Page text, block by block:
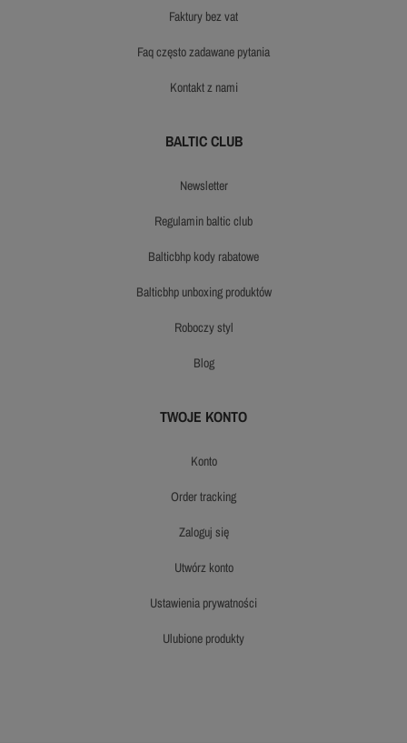
faktury bez vat
faq często zadawane pytania
kontakt z nami
BALTIC CLUB
newsletter
regulamin baltic club
balticbhp kody rabatowe
balticbhp unboxing produktów
roboczy styl
blog
TWOJE KONTO
konto
order tracking
zaloguj się
utwórz konto
ustawienia prywatności
ulubione produkty